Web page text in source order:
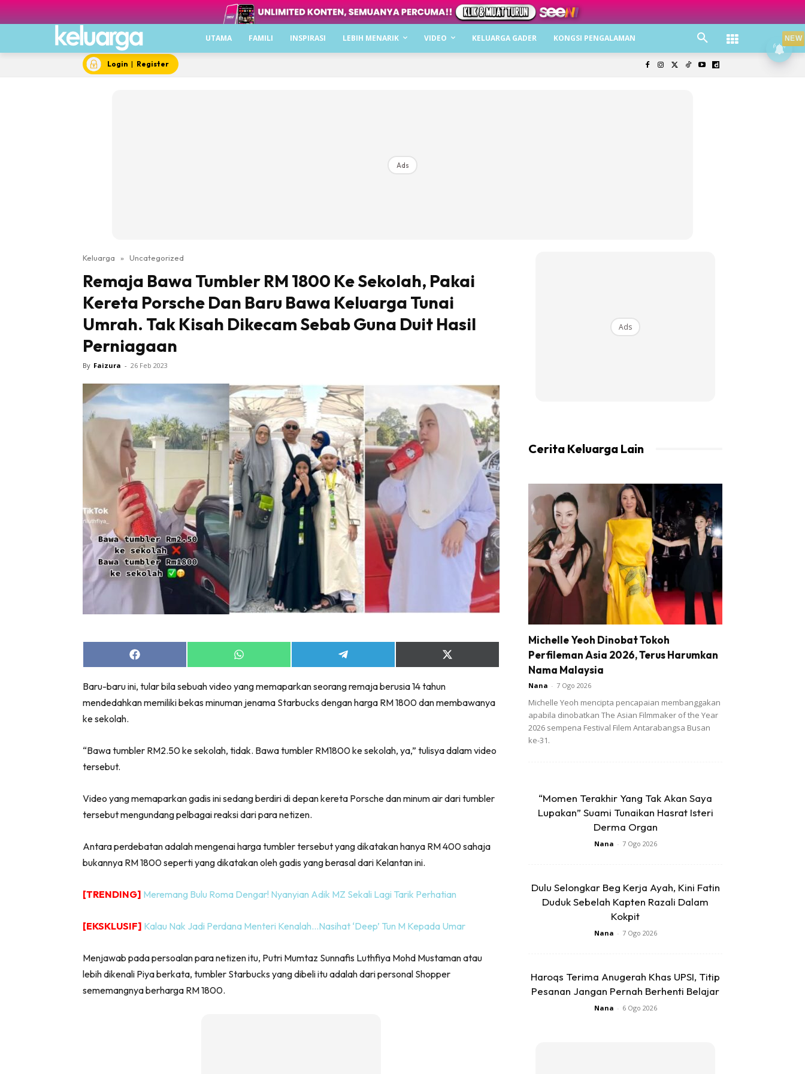
UTAMA FAMILI INSPIRASI LEBIH MENARIK VIDEO KELUARGA GADER KONGSI PENGALAMAN
Login | Register
Ads
Keluarga » Uncategorized
Remaja Bawa Tumbler RM 1800 Ke Sekolah, Pakai
Kereta Porsche Dan Baru Bawa Keluarga Tunai
Umrah. Tak Kisah Dikecam Sebab Guna Duit Hasil
Perniagaan
By Faizura - 26 Feb 2023
Share
on
Share
on
Share
on
Share
on
Baru-baru ini, tular bila sebuah video yang memaparkan seorang remaja berusia 14 tahun
mendedahkan memiliki bekas minuman jenama Starbucks dengan harga RM 1800 dan membawanya
ke sekolah.
“Bawa tumbler RM2.50 ke sekolah, tidak. Bawa tumbler RM1800 ke sekolah, ya,” tulisya dalam video
tersebut.
Video yang memaparkan gadis ini sedang berdiri di depan kereta Porsche dan minum air dari tumbler
tersebut mengundang pelbagai reaksi dari para netizen.
Antara perdebatan adalah mengenai harga tumbler tersebut yang dikatakan hanya RM 400 sahaja
bukannya RM 1800 seperti yang dikatakan oleh gadis yang berasal dari Kelantan ini.
[TRENDING] Meremang Bulu Roma Dengar! Nyanyian Adik MZ Sekali Lagi Tarik Perhatian
[EKSKLUSIF] Kalau Nak Jadi Perdana Menteri Kenalah…Nasihat ‘Deep’ Tun M Kepada Umar
Menjawab pada persoalan para netizen itu, Putri Mumtaz Sunnafis Luthfiya Mohd Mustaman atau
lebih dikenali Piya berkata, tumbler Starbucks yang dibeli itu adalah dari personal Shopper
sememangnya berharga RM 1800.
Ads
Cerita Keluarga Lain
Michelle Yeoh Dinobat Tokoh
Perfileman Asia 2026, Terus Harumkan
Nama Malaysia
Nana - 7 Ogo 2026
Michelle Yeoh mencipta pencapaian membanggakan
apabila dinobatkan The Asian Filmmaker of the Year
2026 sempena Festival Filem Antarabangsa Busan
ke-31.
“Momen Terakhir Yang Tak Akan Saya
Lupakan” Suami Tunaikan Hasrat Isteri
Derma Organ
Nana - 7 Ogo 2026
Dulu Selongkar Beg Kerja Ayah, Kini Fatin
Duduk Sebelah Kapten Razali Dalam
Kokpit
Nana - 7 Ogo 2026
Haroqs Terima Anugerah Khas UPSI, Titip
Pesanan Jangan Pernah Berhenti Belajar
Nana - 6 Ogo 2026
NEW